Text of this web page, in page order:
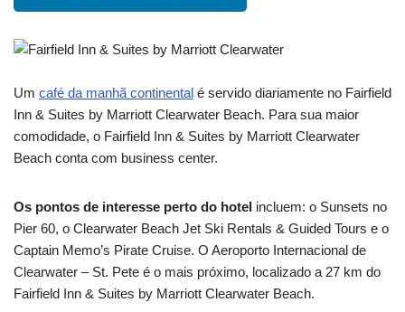
Um café da manhã continental é servido diariamente no Fairfield
Inn & Suites by Marriott Clearwater Beach. Para sua maior
comodidade, o Fairfield Inn & Suites by Marriott Clearwater
Beach conta com business center.
Os pontos de interesse perto do hotel incluem: o Sunsets no
Pier 60, o Clearwater Beach Jet Ski Rentals & Guided Tours e o
Captain Memo’s Pirate Cruise. O Aeroporto Internacional de
Clearwater – St. Pete é o mais próximo, localizado a 27 km do
Fairfield Inn & Suites by Marriott Clearwater Beach.